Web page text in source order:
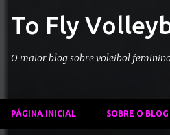
Pular para o
To Fly
O maior blog sobre voleibol
PÁGINA INICIAL SOBRE O BLOG